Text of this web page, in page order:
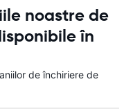
noastre de
în
de închiriere de